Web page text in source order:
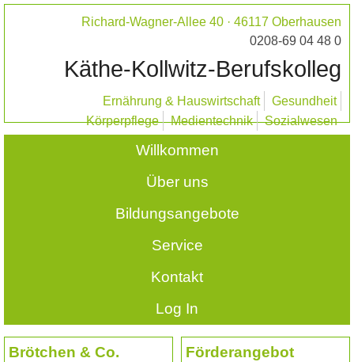
Richard-Wagner-Allee 40 · 46117 Oberhausen
0208-69 04 48 0
Käthe-Kollwitz-Berufskolleg
Ernährung & Hauswirtschaft
Gesundheit
Körperpflege
Medientechnik Sozialwesen
Willkommen
Über uns
Bildungsangebote
Service
Kontakt
Log In
Brötchen & Co.
Förderangebot